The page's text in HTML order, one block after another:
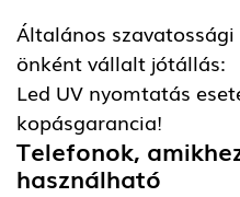
Általános
önként vállalt jótállás:
Led UV nyomtatás
kopásgarancia!
Telefonok,
használható